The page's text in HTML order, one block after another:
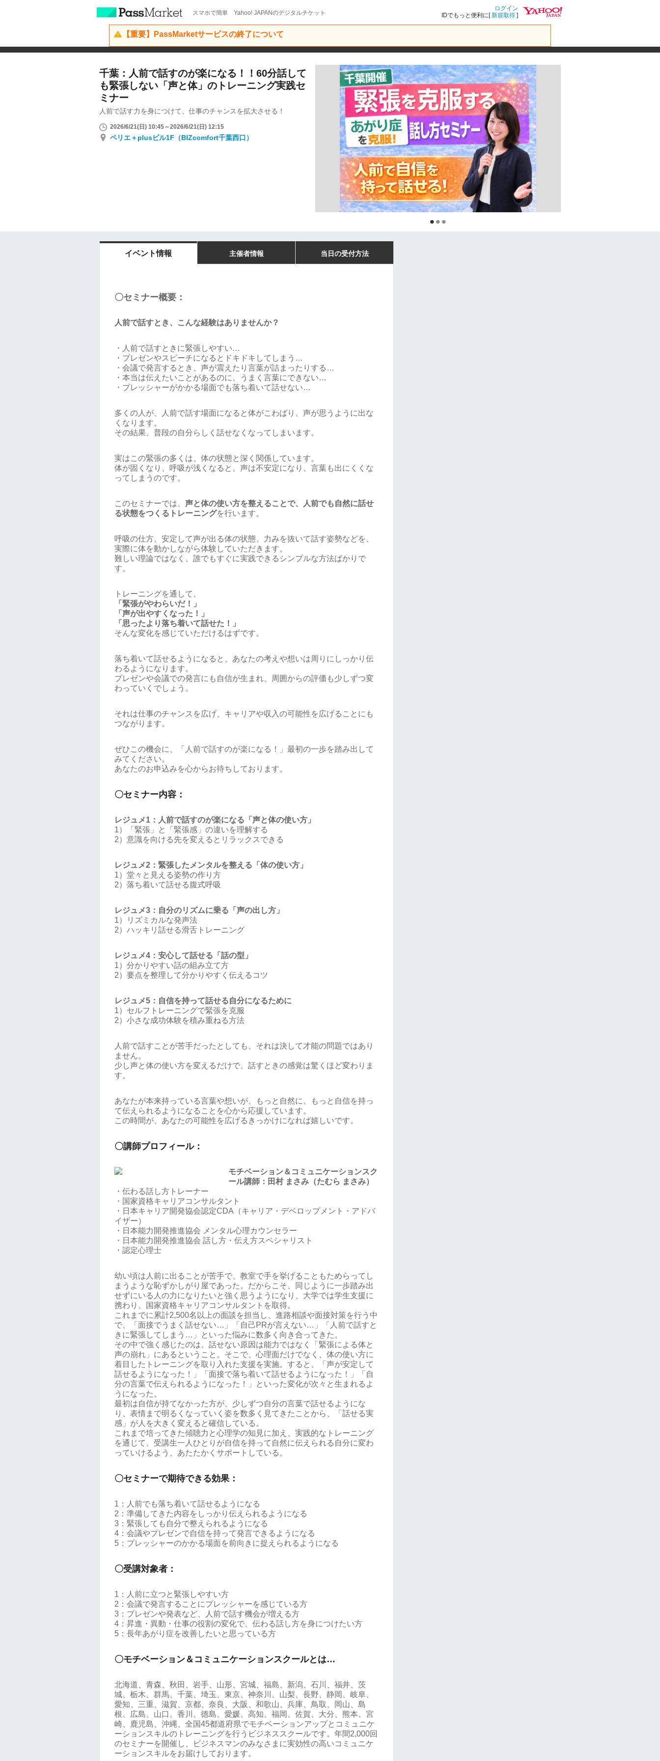
スマホで簡単 Yahoo! JAPANのデジタルチケット
ログイン
IDでもっと便利に[新規取得 ]
【重要】PassMarketサービスの終了について
千葉：人前で話すのが楽になる！！60分話して
も緊張しない「声と体」のトレーニング実践セ
ミナー
人前で話す力を身につけて、仕事のチャンスを拡大させる！
2026/6/21(日) 10:45～2026/6/21(日) 12:15
ペリエ＋plusビル1F（BIZcomfort千葉西口）
イベント情報 主催者情報 当日の受付方法
〇セミナー概要：
人前で話すとき、こんな経験はありませんか？
・人前で話すときに緊張しやすい…
・プレゼンやスピーチになるとドキドキしてしまう…
・会議で発言するとき、声が震えたり言葉が詰まったりする…
・本当は伝えたいことがあるのに、うまく言葉にできない…
・プレッシャーがかかる場面でも落ち着いて話せない…
多くの人が、人前で話す場面になると体がこわばり、声が思うように出な
くなります。
その結果、普段の自分らしく話せなくなってしまいます。
実はこの緊張の多くは、体の状態と深く関係しています。
体が固くなり、呼吸が浅くなると、声は不安定になり、言葉も出にくくな
ってしまうのです。
このセミナーでは、 声と体の使い方を整えることで、人前でも自然に話せ
る状態をつくるトレーニングを行います。
呼吸の仕方、安定して声が出る体の状態、力みを抜いて話す姿勢などを、
実際に体を動かしながら体験していただきます。
難しい理論ではなく、誰でもすぐに実践できるシンプルな方法ばかりで
す。
トレーニングを通して、
「緊張がやわらいだ！」
「声が出やすくなった！」
「思ったより落ち着いて話せた！」
そんな変化を感じていただけるはずです。
落ち着いて話せるようになると、あなたの考えや想いは周りにしっかり伝
わるようになります。
プレゼンや会議での発言にも自信が生まれ、周囲からの評価も少しずつ変
わっていくでしょう。
それは仕事のチャンスを広げ、キャリアや収入の可能性を広げることにも
つながります。
ぜひこの機会に、「人前で話すのが楽になる！」最初の一歩を踏み出して
みてください。
あなたのお申込みを心からお待ちしております。
〇セミナー内容：
レジュメ1：人前で話すのが楽になる「声と体の使い方」
1）「緊張」と「緊張感」の違いを理解する
2）意識を向ける先を変えるとリラックスできる
レジュメ2：緊張したメンタルを整える「体の使い方」
1）堂々と見える姿勢の作り方
2）落ち着いて話せる腹式呼吸
レジュメ3：自分のリズムに乗る「声の出し方」
1）リズミカルな発声法
2）ハッキリ話せる滑舌トレーニング
レジュメ4：安心して話せる「話の型」
1）分かりやすい話の組み立て方
2）要点を整理して分かりやすく伝えるコツ
レジュメ5：自信を持って話せる自分になるために
1）セルフトレーニングで緊張を克服
2）小さな成功体験を積み重ねる方法
人前で話すことが苦手だったとしても、それは決して才能の問題ではあり
ません。
少し声と体の使い方を変えるだけで、話すときの感覚は驚くほど変わりま
す。
あなたが本来持っている言葉や想いが、もっと自然に、もっと自信を持っ
て伝えられるようになることを心から応援しています。
この時間が、あなたの可能性を広げるきっかけになれば嬉しいです。
〇講師プロフィール：
モチベーション＆コミュニケーションスク
ール講師：田村 まさみ（たむら まさみ）
・伝わる話し方トレーナー
・国家資格キャリアコンサルタント
・日本キャリア開発協会認定CDA（キャリア・デベロップメント・アドバ
イザー）
・日本能力開発推進協会 メンタル心理カウンセラー
・日本能力開発推進協会 話し方・伝え方スペシャリスト
・認定心理士
幼い頃は人前に出ることが苦手で、教室で手を挙げることもためらってし
まうような恥ずかしがり屋であった。だからこそ、同じように一歩踏み出
せずにいる人の力になりたいと強く思うようになり、大学では学生支援に
携わり、国家資格キャリアコンサルタントを取得。
これまでに累計2,500名以上の面談を担当し、進路相談や面接対策を行う中
で、「面接でうまく話せない…」「自己PRが言えない…」「人前で話すと
きに緊張してしまう…」といった悩みに数多く向き合ってきた。
その中で強く感じたのは、話せない原因は能力ではなく「緊張による体と
声の崩れ」にあるということ。そこで、心理面だけでなく、体の使い方に
着目したトレーニングを取り入れた支援を実施。すると、「声が安定して
話せるようになった！」「面接で落ち着いて話せるようになった！」「自
分の言葉で伝えられるようになった！」といった変化が次々と生まれるよ
うになった。
最初は自信が持てなかった方が、少しずつ自分の言葉で話せるようにな
り、表情まで明るくなっていく姿を数多く見てきたことから、「話せる実
感」が人を大きく変えると確信している。
これまで培ってきた傾聴力と心理学の知見に加え、実践的なトレーニング
を通じて、受講生一人ひとりが自信を持って自然に伝えられる自分に変わ
っていけるよう、あたたかくサポートしている。
〇セミナーで期待できる効果：
1：人前でも落ち着いて話せるようになる
2：準備してきた内容をしっかり伝えられるようになる
3：緊張しても自分で整えられるようになる
4：会議やプレゼンで自信を持って発言できるようになる
5：プレッシャーのかかる場面を前向きに捉えられるようになる
〇受講対象者：
1：人前に立つと緊張しやすい方
2：会議で発言することにプレッシャーを感じている方
3：プレゼンや発表など、人前で話す機会が増える方
4：昇進・異動・仕事の役割の変化で、伝わる話し方を身につけたい方
5：長年あがり症を改善したいと思っている方
〇モチベーション＆コミュニケーションスクールとは…
北海道、青森、秋田、岩手、山形、宮城、福島、新潟、石川、福井、茨
城、栃木、群馬、千葉、埼玉、東京、神奈川、山梨、長野、静岡、岐阜、
愛知、三重、滋賀、京都、奈良、大阪、和歌山、兵庫、鳥取、岡山、島
根、広島、山口、香川、徳島、愛媛、高知、福岡、佐賀、大分、熊本、宮
崎、鹿児島、沖縄、全国45都道府県でモチベーションアップとコミュニケ
ーションスキルのトレーニングを行うビジネススクールです。年間2,000回
のセミナーを開催し、ビジネスマンのみなさまに実効性の高いコミュニケ
ーションスキルをお届けしております。